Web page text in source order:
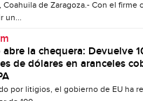
Coahuila de Zaragoza.- Con el firme
un...
abre la chequera: Devuelve
de dólares en aranceles
por litigios, el gobierno de EU ha